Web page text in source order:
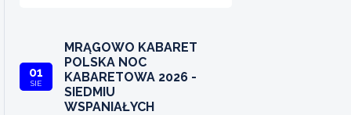
01
SIE
MRĄGOWO KABARET
POLSKA NOC
KABARETOWA 2026 -
SIEDMIU
WSPANIAŁYCH